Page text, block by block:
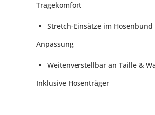
Tragekomfort
Stretch-Einsätze im
Anpassung
Weitenverstellbar an Taille &
Inklusive Hosenträger